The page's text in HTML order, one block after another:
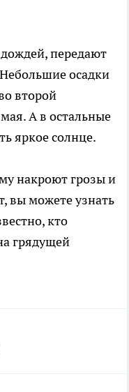
передают
осадки
второй
А в остальные
яркое солнце.
накроют грозы и
вы можете узнать
кто
грядущей